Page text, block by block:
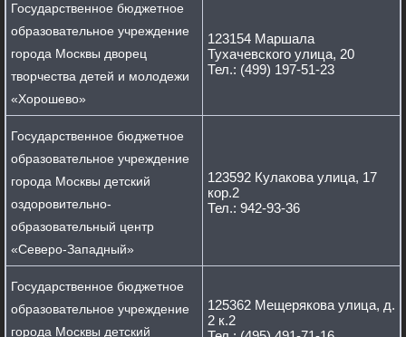
Государственное бюджетное
образовательное учреждение
города Москвы дворец
творчества детей и молодежи
«Хорошево»
123154 Маршала
Тухачевского улица, 20
Тел.: (499) 197-51-23
Государственное бюджетное
образовательное учреждение
города Москвы детский
оздоровительно-
образовательный центр
«Северо-Западный»
123592 Кулакова улица, 17
кор.2
Тел.: 942-93-36
Государственное бюджетное
образовательное учреждение
города Москвы детский
125362 Мещерякова улица, д.
2 к.2